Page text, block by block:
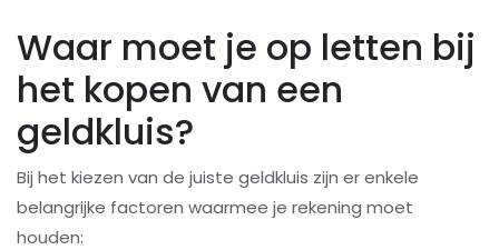
Waar moet je op letten bij
het kopen van een
geldkluis?
Bij het kiezen van de juiste geldkluis zijn er enkele
belangrijke factoren waarmee je rekening moet
houden: